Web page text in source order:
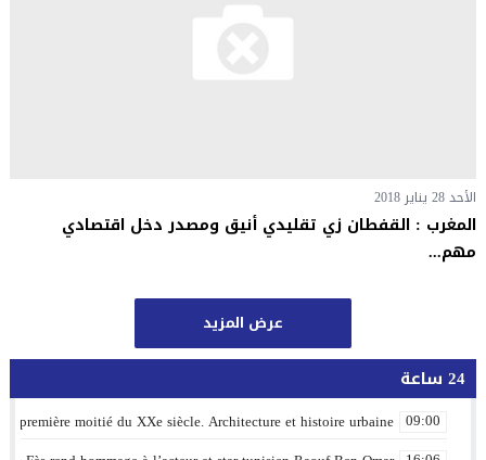
الأحد 28 يناير 2018
المغرب : القفطان زي تقليدي أنيق ومصدر دخل اقتصادي
مهم...
عرض المزيد
24 ساعة
09:00
première moitié du XXe siècle. Architecture et histoire urbaine